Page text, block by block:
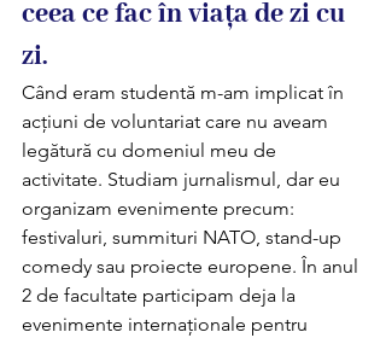
ceea ce fac în viața de zi cu
zi.
Când eram studentă m-am implicat în
acțiuni de voluntariat care nu aveam
legătură cu domeniul meu de
activitate. Studiam jurnalismul, dar eu
organizam evenimente precum:
festivaluri, summituri NATO, stand-up
comedy sau proiecte europene. În anul
2 de facultate participam deja la
evenimente internaționale pentru